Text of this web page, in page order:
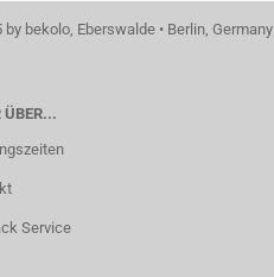
bekolo, Eberswalde • Berlin, Germany
ÜBER...
Service